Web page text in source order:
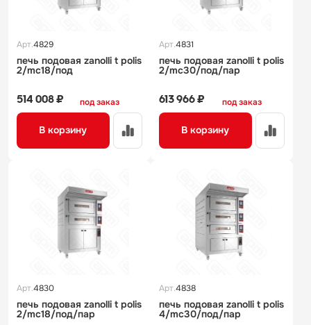
Арт.4829
печь подовая zanolli t polis
2/mc18/под
под заказ
514 008 ₽
В корзину
Арт.4831
печь подовая zanolli t polis
2/mc30/под/пар
под заказ
613 966 ₽
В корзину
Арт.4830
печь подовая zanolli t polis
2/mc18/под/пар
Арт.4838
печь подовая zanolli t polis
4/mc30/под/пар